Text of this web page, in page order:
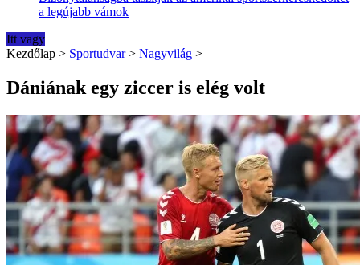
a legújabb vámok
Itt vagy
Kezdőlap > Sportudvar > Nagyvilág >
Dániának egy ziccer is elég volt